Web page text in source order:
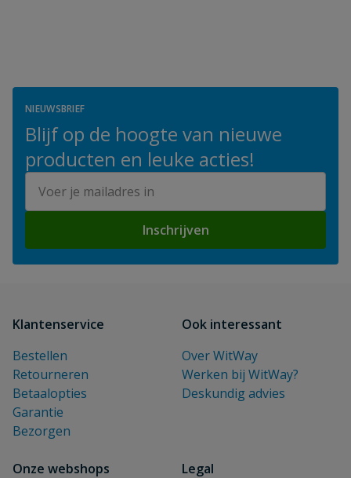
NIEUWSBRIEF
Blijf op de hoogte van nieuwe
producten en leuke acties!
Inschrijven
Klantenservice
Bestellen
Retourneren
Betaalopties
Garantie
Bezorgen
Ook interessant
Over WitWay
Werken bij WitWay?
Deskundig advies
Onze webshops
Legal